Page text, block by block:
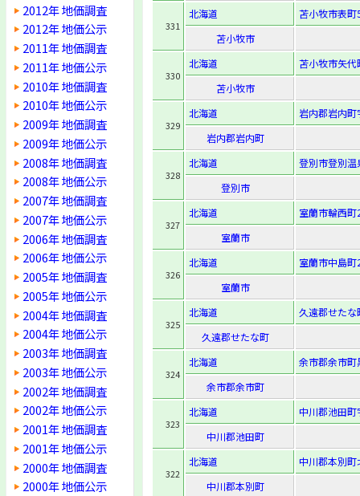
2012年 地価調査
2012年 地価公示
2011年 地価調査
2011年 地価公示
2010年 地価調査
2010年 地価公示
2009年 地価調査
2009年 地価公示
2008年 地価調査
2008年 地価公示
2007年 地価調査
2007年 地価公示
2006年 地価調査
2006年 地価公示
2005年 地価調査
2005年 地価公示
2004年 地価調査
2004年 地価公示
2003年 地価調査
2003年 地価公示
2002年 地価調査
2002年 地価公示
2001年 地価調査
2001年 地価公示
2000年 地価調査
2000年 地価公示
331
北海道
苫小牧市表町
苫小牧市
330
北海道
苫小牧市矢
苫小牧市
329
北海道
岩内郡岩内
岩内郡岩内町
328
北海道
登別市登別
登別市
327
北海道
室蘭市輪西
室蘭市
326
北海道
室蘭市中島
室蘭市
325
北海道
久遠郡せた
久遠郡せたな町
324
北海道
余市郡余市
余市郡余市町
323
北海道
中川郡池田
中川郡池田町
322
北海道
中川郡本別
中川郡本別町